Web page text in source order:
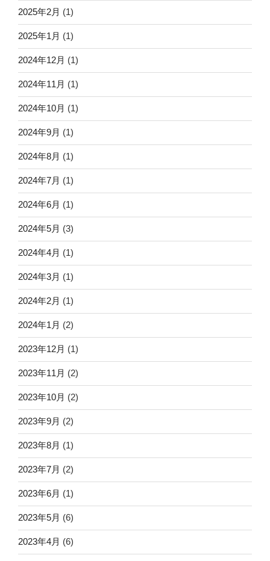
2025年2月 (1)
2025年1月 (1)
2024年12月 (1)
2024年11月 (1)
2024年10月 (1)
2024年9月 (1)
2024年8月 (1)
2024年7月 (1)
2024年6月 (1)
2024年5月 (3)
2024年4月 (1)
2024年3月 (1)
2024年2月 (1)
2024年1月 (2)
2023年12月 (1)
2023年11月 (2)
2023年10月 (2)
2023年9月 (2)
2023年8月 (1)
2023年7月 (2)
2023年6月 (1)
2023年5月 (6)
2023年4月 (6)